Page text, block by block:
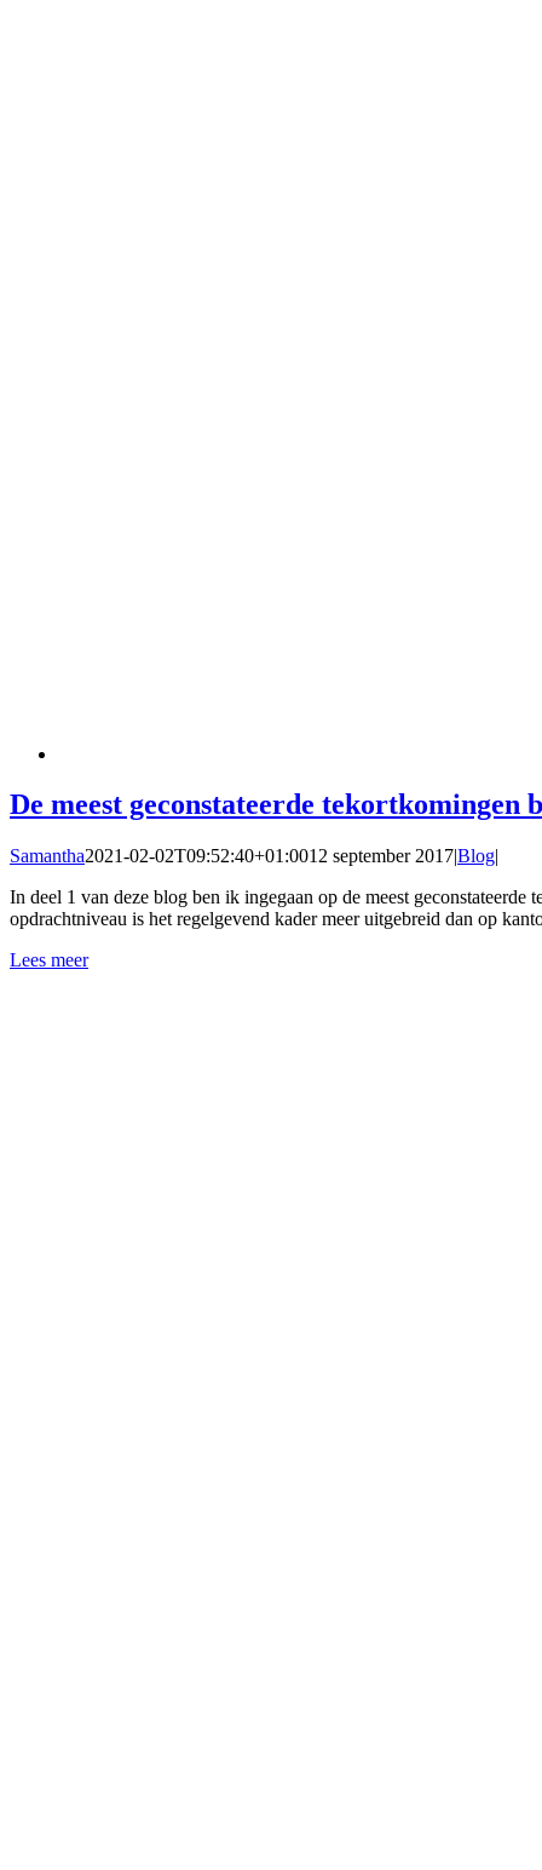
De meest geconstateerde tekortkomingen
Samantha2021-02-02T09:52:40+01:0012 september 2017|Blog|
In deel 1 van deze blog ben ik ingegaan op de meest
opdrachtniveau is het regelgevend kader meer uitgebreid dan op
Lees meer